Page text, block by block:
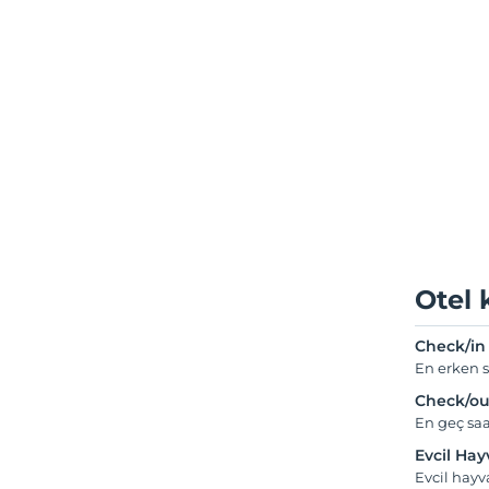
Otel
Check/in
En erken
Check/
En geç
Evcil
Evcil